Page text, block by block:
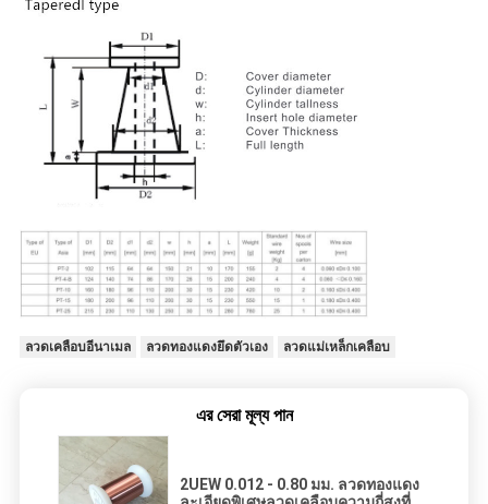
ลวดเคลือบอีนาเมล ลวดทองแดงยึดตัวเอง ลวดแม่เหล็กเคลือบ
এর সেরা মূল্য পান
2UEW 0.012 - 0.80 มม. ลวดทองแดง